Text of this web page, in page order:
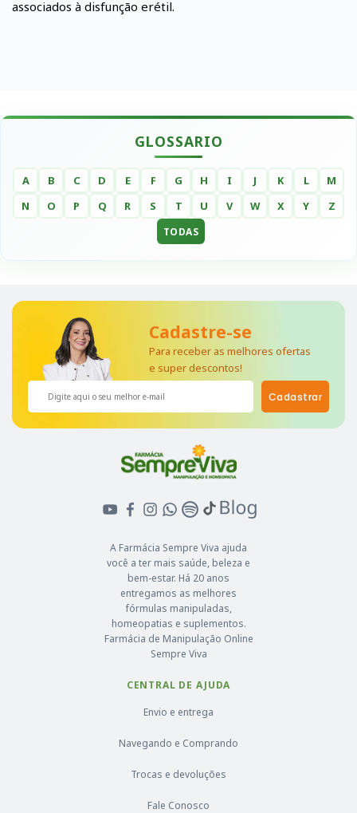
associados à disfunção erétil.
GLOSSARIO
A B C D E F G H I J K L
M
N
O P Q R S T U V W X Y Z
TODAS
A Farmácia Sempre Viva ajuda
você a ter mais saúde, beleza e
bem-estar. Há 20 anos
entregamos as melhores
fórmulas manipuladas,
homeopatias e suplementos.
Farmácia de Manipulação Online
Sempre Viva
CENTRAL DE AJUDA
Envio e entrega
Navegando e Comprando
Trocas e devoluções
Fale Conosco
Cadastre-se
Para receber as melhores ofertas
e super descontos!
Cadastrar